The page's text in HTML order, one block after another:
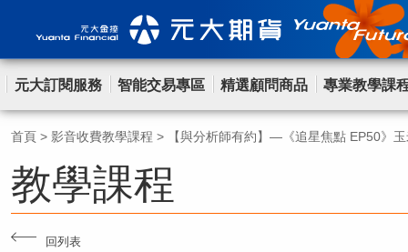
元大訂閱服務 智能交易專區 精選顧問商品 專業教學課
首頁 > 影音收費教學課程 > 【與分析師有約】—《追星焦點 EP50》
教學課程
回列表